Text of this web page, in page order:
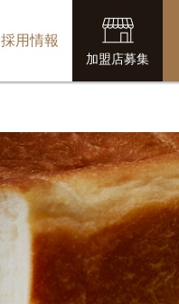
採用情報
加盟店募集